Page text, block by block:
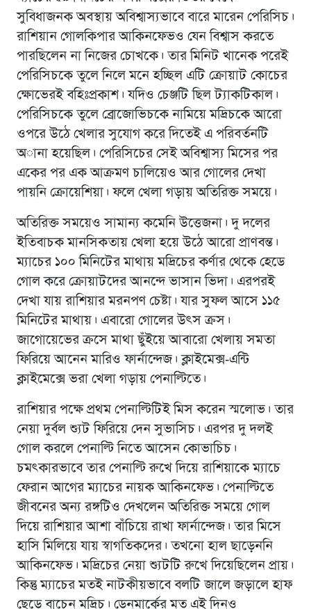
সুবিধাজনক অবস্থায় অবিশ্বাস্যভাবে বারে মারেন পেরিসিচ।
রাশিয়ান গোলকিপার আকিনফেভও যেন বিশ্বাস করতে
পারছিলেন না নিজের চোখকে। তার মিনিট খানেক পরেই
পেরিসিচকে তুলে নিলে মনে হচ্ছিল এটি ক্রোয়াট কোচের
ক্ষোভেরই বহিঃপ্রকাশ। যদিও চেঞ্জটি ছিল ট্যাকটিকাল।
পেরিসিচকে তুলে ব্রোজোভিচকে নামিয়ে মদ্রিচকে আরো
ওপরে উঠে খেলার সুযোগ করে দিতেই এ পরিবর্তনটি
অানা হয়েছিল। পেরিসিচের সেই অবিশ্বাস্য মিসের পর
একের পর এক আক্রমণ চালিয়েও আর গোলের দেখা
পায়নি ক্রোয়েশিয়া। ফলে খেলা গড়ায় অতিরিক্ত সময়ে।
অতিরিক্ত সময়েও সামান্য কমেনি উত্তেজনা। দু দলের
ইতিবাচক মানসিকতায় খেলা হয়ে উঠে আরো প্রাণবন্ত।
ম্যাচের ১০০ মিনিটের মাথায় মদ্রিচের কর্ণার থেকে হেডে
গোল করে ক্রোয়াটদের আনন্দে ভাসান ভিদা। এরপরই
দেখা যায় রাশিয়ার মরনপণ চেষ্টা। যার সুফল আসে ১১৫
মিনিটের মাথায়। এবারো গোলের উৎস ক্রস।
জাগোয়েভের ক্রসে মাথা ছুঁইয়ে আবারো খেলায় সমতা
ফিরিয়ে আনেন মারিও ফার্নান্দেজ। ক্লাইমেক্স-এন্টি
ক্লাইমেক্সে ভরা খেলা গড়ায় পেনাল্টিতে।
রাশিয়ার পক্ষে প্রথম পেনাল্টিটিই মিস করেন স্মলোভ। তার
নেয়া দুর্বল শ্যুট ফিরিয়ে দেন সুভাসিচ। এরপর দু দলই
গোল করলে পেনাল্টি নিতে আসেন কোভাচিচ।
চমৎকারভাবে তার পেনাল্টি রুখে দিয়ে রাশিয়াকে ম্যাচে
ফেরান আগের ম্যাচের নায়ক আকিনফেভ। পেনাল্টিতে
জীবনের অন্য রঙ্গটিও দেখলেন অতিরিক্ত সময়ে গোল
দিয়ে রাশিয়ার আশা বাঁচিয়ে রাখা ফার্নান্দেজ। তার মিসে
হাসি মিলিয়ে যায় স্বাগতিকদের। তখনো হাল ছাড়েননি
আকিনফেভ। মদ্রিচের নেয়া শ্যুটটি রুখে দিয়েছিলেন প্রায়।
কিন্তু ম্যাচের মতই নাটকীয়ভাবে বলটি জালে জড়ালে হাফ
ছেড়ে বাচেন মদ্রিচ। ডেনমার্কের মত এই দিনও